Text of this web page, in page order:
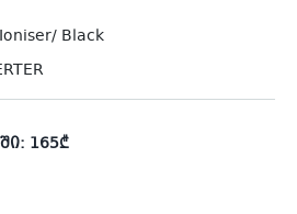
Black
165₾